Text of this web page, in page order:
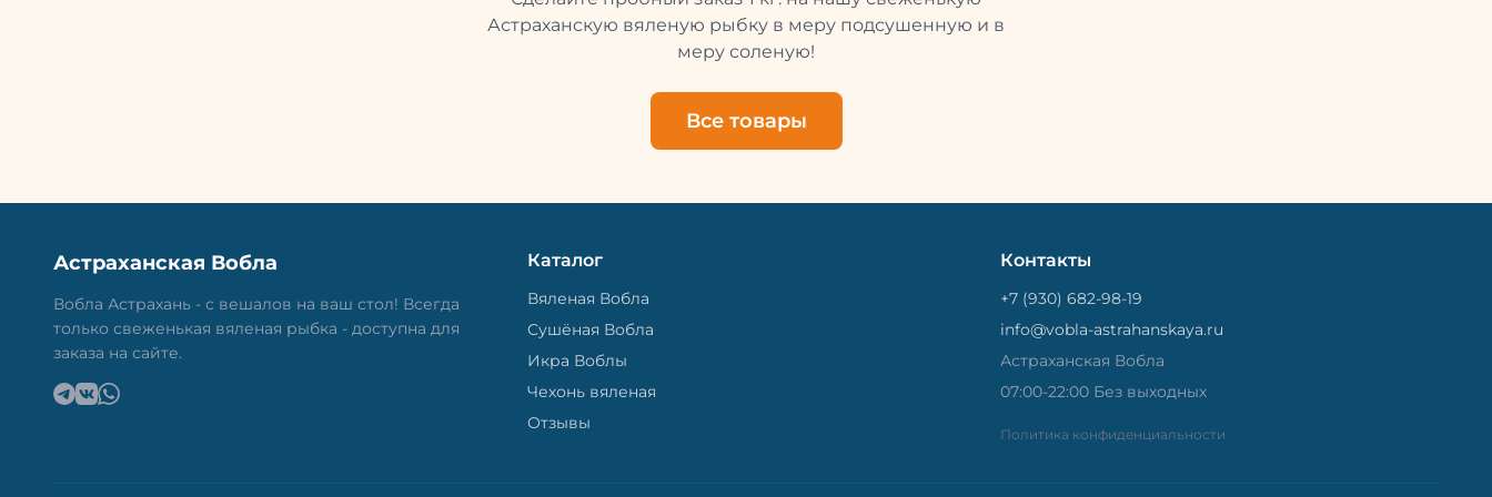
рыбу упаковывают в специальный
пакет, чтобы она не портилась и не
не просто вкусная еда, но и
пример того, как можно сочетать
старые рецепты и современные
вкусно.
Астраханскую вяленую рыбку в меру подсушенную и в
меру соленую!
Все товары
Астраханская Вобла
Вобла Астрахань - с вешалов на ваш стол! Всегда
только свеженькая вяленая рыбка - доступна для
заказа на сайте.
Каталог
Вяленая Вобла
Сушёная Вобла
Икра Воблы
Чехонь вяленая
Отзывы
Контакты
+7 (930) 682-98-19
info@vobla-astrahanskaya.ru
Астраханская Вобла
07:00-22:00 Без выходных
Политика конфиденциальности